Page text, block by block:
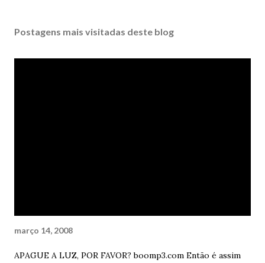
Postagens mais visitadas deste blog
março 14, 2008
APAGUE A LUZ, POR FAVOR? boomp3.com Então é assim